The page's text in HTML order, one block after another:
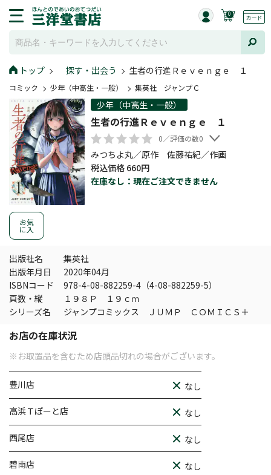
0
トップ 探す・出会う 生者の行進Ｒｅｖｅｎｇｅ １
コミック 少年（中高生・一般） 集英社 ジャンプＣ
お気
に入
少年（中高生・一般）
生者の行進Ｒｅｖｅｎｇｅ １
0／評価の数0
みつちよ丸／原作 佐藤祐紀／作画
税込価格 660円
在庫なし：現在ご注文できません
出版社名
集英社
出版年月日
2020年04月
ISBNコード
978-4-08-882259-4（4-08-882259-5）
頁数・縦
１９８Ｐ １９ｃｍ
シリーズ名
ジャンプコミックス ＪＵＭＰ ＣＯＭＩＣＳ＋
お店の在庫状況
※お取置品を含むため店頭品切れの場合がございます。
豊川店 なし
高浜Ｔぽーと店 なし
西尾店 なし
碧南店 なし